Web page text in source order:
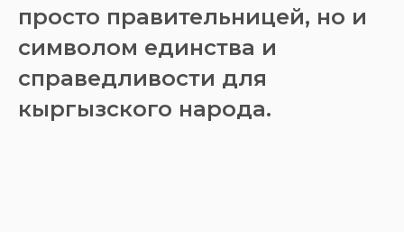
просто правительницей, но и
символом единства и
справедливости для
кыргызского народа.